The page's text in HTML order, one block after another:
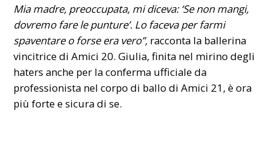
Mia madre, preoccupata, mi diceva: ‘Se non mangi,
dovremo fare le punture’. Lo faceva per farmi
spaventare o forse era vero”, racconta la ballerina
vincitrice di Amici 20. Giulia, finita nel mirino degli
haters anche per la conferma ufficiale da
professionista nel corpo di ballo di Amici 21, è ora
più forte e sicura di se.